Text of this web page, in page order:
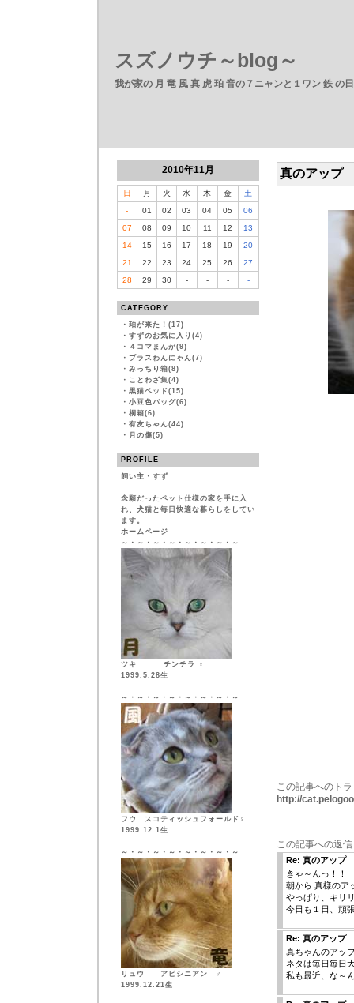
スズノウチ～blog～
我が家の 月 竜 風 真 虎 珀 音の７ニャンと１ワン 鉄 の
2010年11月
日 月 火 水 木 金
土
-
01 02 03 04 05
06
07
08 09 10 11 12
13
14
15 16 17 18 19
20
21
22 23 24 25 26
27
28
29 30 - - - -
CATEGORY
・ 珀が来た！(17)
・ すずのお気に入り(4)
・ ４コマまんが(9)
・ プラスわんにゃん(7)
・ みっちり箱(8)
・ ことわざ集(4)
・ 黒猫ベッド(15)
・ 小豆色バッグ(6)
・ 桐箱(6)
・ 有友ちゃん(44)
・ 月の傷(5)
PROFILE
飼い主・すず
念願だったペット仕様の家を手に入
れ、犬猫と毎日快適な暮らしをしてい
ます。
ホームページ
～・～・～・～・～・～・～・～
ツキ チンチラ ♀
1999.5.28生
～・～・～・～・～・～・～・～
フウ スコティッシュフォールド♀
1999.12.1生
～・～・～・～・～・～・～・～
リュウ アビシニアン ♂
1999.12.21生
真のアップ
この記事へのト
http://
この記事への返信
Re: 真のアップ
きゃ～んっ！！
朝から 真様のア
やっぱり、キリ
今日も１日、頑
Re: 真のアップ
真ちゃんのアッ
ネタは毎日毎日
私も最近、な～